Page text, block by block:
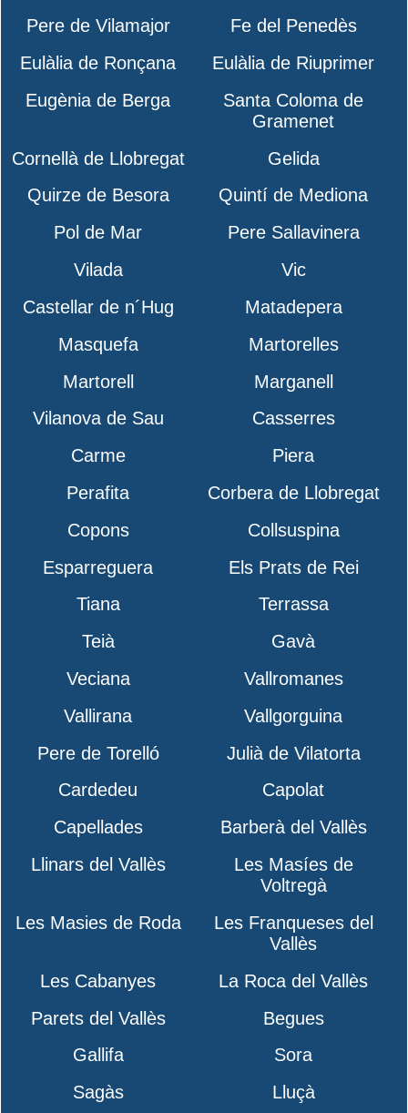
Pere de Vilamajor
Fe del Penedès
Eulàlia de Ronçana
Eulàlia de Riuprimer
Eugènia de Berga
Santa Coloma de
Gramenet
Cornellà de Llobregat
Gelida
Quirze de Besora
Quintí de Mediona
Pol de Mar
Pere Sallavinera
Vilada
Vic
Castellar de n´Hug
Matadepera
Masquefa
Martorelles
Martorell
Marganell
Vilanova de Sau
Casserres
Carme
Piera
Perafita
Corbera de Llobregat
Copons
Collsuspina
Esparreguera
Els Prats de Rei
Tiana
Terrassa
Teià
Gavà
Veciana
Vallromanes
Vallirana
Vallgorguina
Pere de Torelló
Julià de Vilatorta
Cardedeu
Capolat
Capellades
Barberà del Vallès
Llinars del Vallès
Les Masíes de
Voltregà
Les Masies de Roda
Les Franqueses del
Vallès
Les Cabanyes
La Roca del Vallès
Parets del Vallès
Begues
Gallifa
Sora
Sagàs
Lluçà